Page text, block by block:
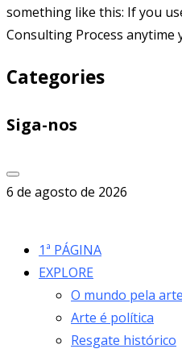
something like this: If you
Consulting Process anytime
Categories
Siga-nos
6 de agosto de 2026
1ª PÁGINA
EXPLORE
O mundo pela arte
Arte é política
Resgate histórico